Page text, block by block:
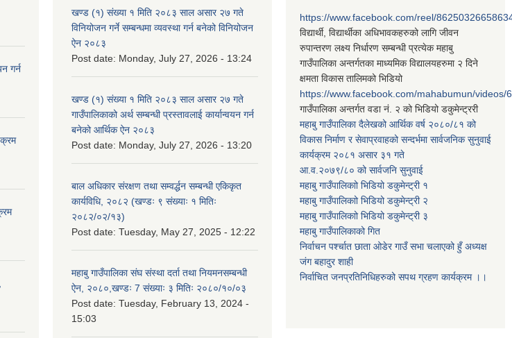
गर्न
खण्ड (१) संख्या १ मिति २०८३ साल असार २७ गते
विनियोजन गर्ने सम्बन्धमा व्यवस्था गर्न बनेको विनियोजन
ऐन २०८३
Post date: Monday, July 27, 2026 - 13:24
खण्ड (१) संख्या १ मिति २०८३ साल असार २७ गते
गाउँपालिकाको अर्थ सम्बन्धी प्रस्तावलाई कार्यान्वयन गर्न
बनेको आर्थिक ऐन २०८३
Post date: Monday, July 27, 2026 - 13:20
बाल अधिकार संरक्षण तथा सम्वर्द्धन सम्बन्धी एकिकृत
कार्यविधि, २०८२ (खण्डः ९ संख्याः १ मितिः
२०८२/०२/१३)
Post date: Tuesday, May 27, 2025 - 12:22
महाबु गाउँपालिका संघ संस्था दर्ता तथा नियमनसम्बन्धी
ऐन, २०८०,खण्डः 7 संख्याः ३ मितिः २०८०/१०/०३
Post date: Tuesday, February 13, 2024 -
15:03
https://www.facebook.com/reel/
विद्यार्थी, विद्यार्थीका अधिभावकहरुको लागि जीवन
रुपान्तरण लक्ष्य निर्धारण सम्बन्धी प्रत्येक महाबु
गाउँपालिका अन्तर्गतका माध्यमिक विद्यालयहरुमा २ दिने
क्षमता विकास तालिमको भिडियो
https://www.facebook.com/mahabumun/videos/
गाउँपालिका अन्तर्गत वडा नं. २ को भिडियो डकुमेन्ट्ररी
महाबु गाउँपालिका दैलेखको आर्थिक वर्ष २०८०/८१ को
विकास निर्माण र सेवाप्रवाहको सन्दर्भमा सार्वजनिक सुनुवाई
कार्यक्रम २०८१ असार ३१ गते
आ.व.२०७९/८० को सार्वजनि सुनुवाई
महाबु गाउँपालिकाो भिडियो डकुमेन्ट्री १
महाबु गाउँपालिकाो भिडियो डकुमेन्ट्री २
महाबु गाउँपालिकाो भिडियो डकुमेन्ट्री ३
महाबु गाउँपालिकाको गित
निर्वाचन पर्श्चात छाता ओडेर गाउँ सभा चलाएको हुँ अध्यक्ष
जंग बहादुर शाही
निर्वाचित जनप्रतिनिधिहरुको सपथ ग्रहण कार्यक्रम ।।